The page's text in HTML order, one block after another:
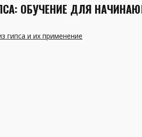
ОБУЧЕНИЕ ДЛЯ
гипса и их применение